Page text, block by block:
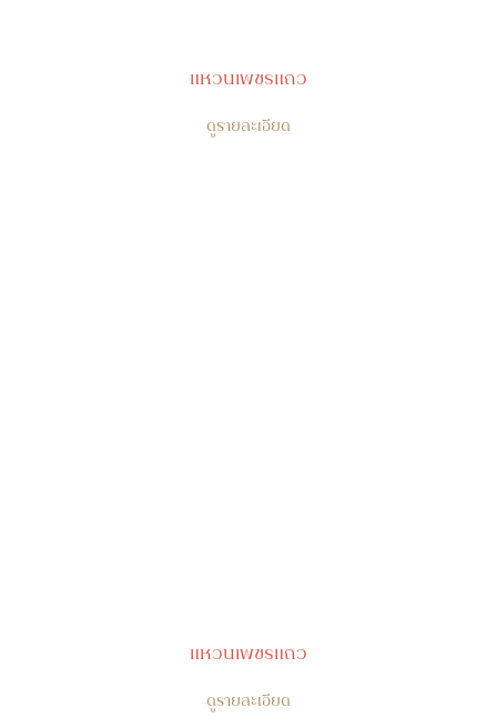
แหวนเพชรแถว
ดูรายละเอียด
แหวนเพชรแถว
ดูรายละเอียด